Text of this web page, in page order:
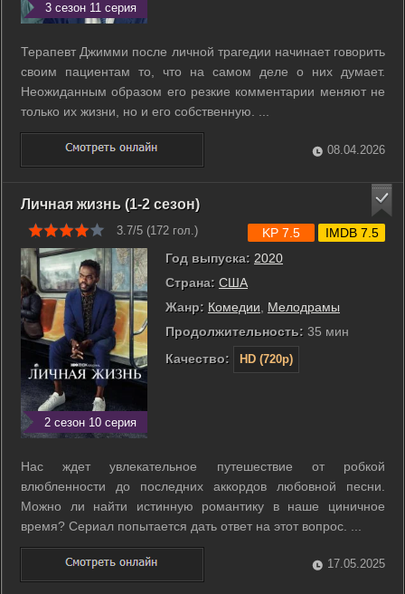
3 сезон 11 серия
Терапевт Джимми после личной трагедии начинает говорить
своим пациентам то, что на самом деле о них думает.
Неожиданным образом его резкие комментарии меняют не
только их жизни, но и его собственную. ...
08.04.2026
Личная жизнь (1-2 сезон)
3.7/5 (172 гол.)
2 сезон 10 серия
Год выпуска: 2020
Страна: США
Жанр: Комедии
Мелодрамы
Продолжительность: 35 мин
Качество:
HD (720p)
KP 7.5 IMDB 7.5
Нас ждет увлекательное путешествие от робкой
влюбленности до последних аккордов любовной песни.
Можно ли найти истинную романтику в наше циничное
время? Сериал попытается дать ответ на этот вопрос. ...
17.05.2025